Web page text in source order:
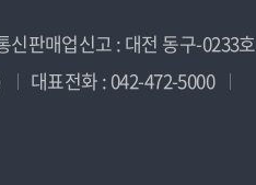
신판매업신고 : 대전 동구-0233호
대표전화 : 042-472-5000